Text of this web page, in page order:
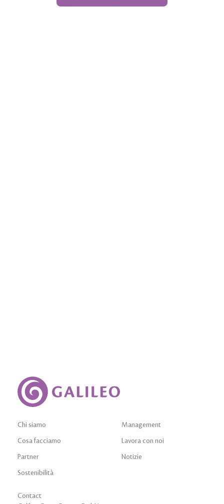
Chi siamo
Cosa facciamo
Partner
Sostenibilità
Management
Lavora con noi
Notizie
Contact